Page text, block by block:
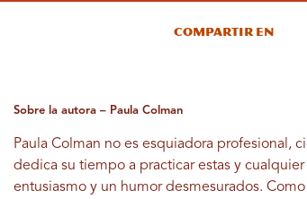
Compartir en
Sobre la autora – Paula Colman
Paula Colman no es esquiadora profesional,
dedica su tiempo a practicar estas y
entusiasmo y un humor desmesurados.